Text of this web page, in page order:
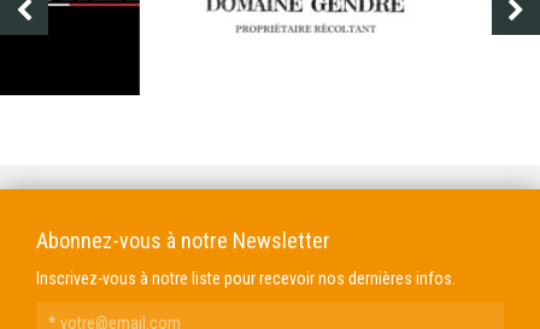
Abonnez-vous à notre Newsletter
Inscrivez-vous à notre liste pour recevoir nos dernières infos.